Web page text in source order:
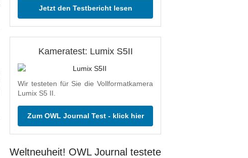
Jetzt den Testbericht lesen
Kameratest: Lumix S5II
Wir testeten für Sie die Vollformatkamera
Lumix S5 II.
Zum OWL Journal Test - klick hier
Weltneuheit! OWL Journal testete